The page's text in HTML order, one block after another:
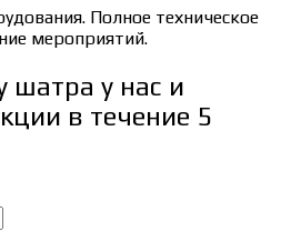
Полное техническое
мероприятий.
шатра у нас и
в течение 5